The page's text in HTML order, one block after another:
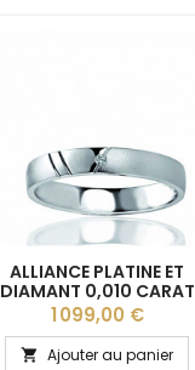
ALLIANCE PLATINE ET
DIAMANT 0,010 CARAT
BREUNING "OCEANE" 3,5
MM
Prix
1 099,00 €
 Ajouter au panier